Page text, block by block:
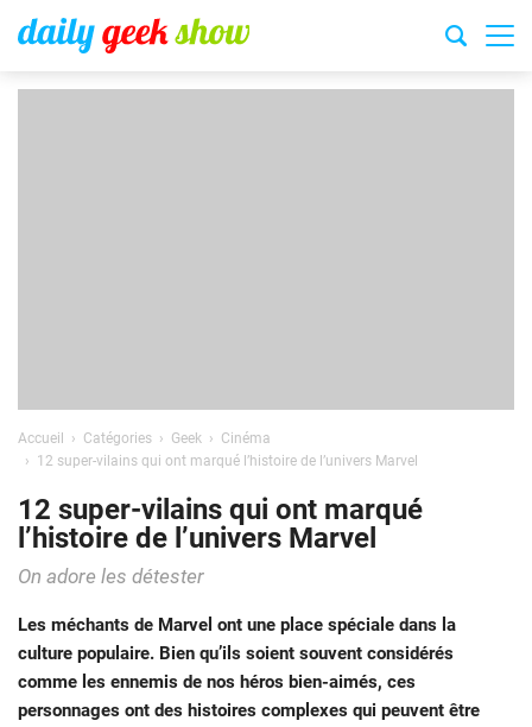
Accueil Catégories Geek
Cinéma
12 super-vilains qui ont marqué l’histoire de l’univers Marvel
12 super-vilains qui ont marqué
l’histoire de l’univers Marvel
On adore les détester
Les méchants de Marvel ont une place spéciale dans la
culture populaire. Bien qu’ils soient souvent considérés
comme les ennemis de nos héros bien-aimés, ces
personnages ont des histoires complexes qui peuvent être